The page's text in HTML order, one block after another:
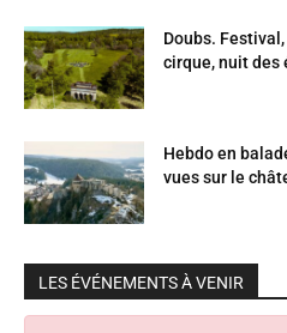
Doubs.
cirque, nuit des
Hebdo en
vues sur le
LES ÉVÉNEMENTS À VENIR